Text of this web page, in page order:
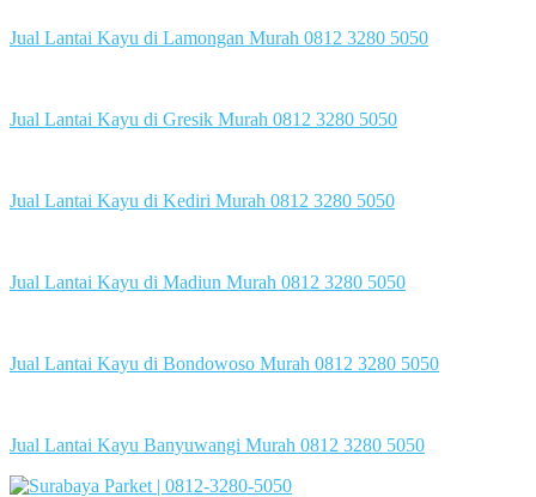
Jual Lantai Kayu di Lamongan Murah 0812 3280 5050
Jual Lantai Kayu di Gresik Murah 0812 3280 5050
Jual Lantai Kayu di Kediri Murah 0812 3280 5050
Jual Lantai Kayu di Madiun Murah 0812 3280 5050
Jual Lantai Kayu di Bondowoso Murah 0812 3280 5050
Jual Lantai Kayu Banyuwangi Murah 0812 3280 5050